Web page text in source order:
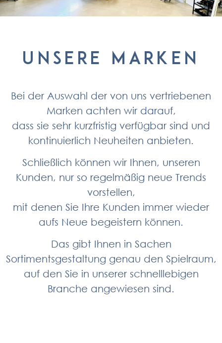
Unsere Marken
Bei der Auswahl der von uns vertriebenen
Marken achten wir darauf,
dass sie sehr kurzfristig verfügbar sind und
kontinuierlich Neuheiten anbieten.
Schließlich können wir Ihnen, unseren
Kunden, nur so regelmäßig neue Trends
vorstellen,
mit denen Sie Ihre Kunden immer wieder
aufs Neue begeistern können.
Das gibt Ihnen in Sachen
Sortimentsgestaltung genau den Spielraum,
auf den Sie in unserer schnelllebigen
Branche angewiesen sind.